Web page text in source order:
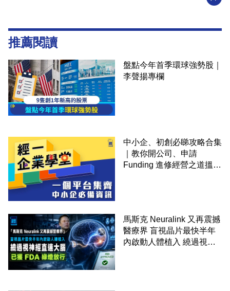
推薦閱讀
盤點今年首季環球強勢股｜
李聲揚專欄
中小企、初創必睇攻略合集
｜教你開公司、申請
Funding 進修經營之道搵大
馬斯克 Neuralink 又再震撼
醫療界 盲視晶片最快半年
內啟動人體植入 繞過視神